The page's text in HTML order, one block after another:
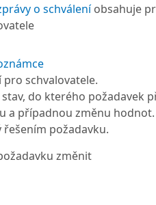
o schváleníobsahuje
schvalovatele.
do kterého požadavek
a případnou změnu hodnot.
řešením požadavku.
změnit